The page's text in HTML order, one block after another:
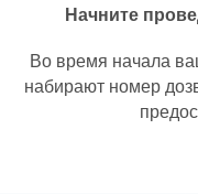
Начните
Во время начала
набирают номер